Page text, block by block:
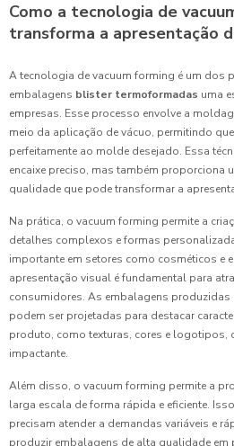
Como a tecnologia de
transforma a apresentação
A tecnologia de vacuum forming é um dos
embalagens blister termoformadas uma
empresas. Esse processo envolve a
meio da aplicação de vácuo, permitindo
perfeitamente ao molde desejado. Essa
encaixe preciso, mas também proporciona
qualidade que pode transformar a
Na prática, o vacuum forming permite a
detalhes complexos e formas
importante em setores como cosméticos e
apresentação visual é fundamental para
consumidores. As embalagens
podem ser projetadas para destacar
produto, como texturas, cores e logotipos,
impactante.
Além disso, o vacuum forming permite a
larga escala de forma rápida e eficiente.
precisam atender a demandas variáveis e
produzir embalagens de alta qualidade em